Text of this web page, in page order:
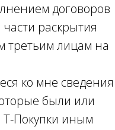
договоров
раскрытия
третьим лицам на
ко мне сведения
были или
Т-Покупки иным